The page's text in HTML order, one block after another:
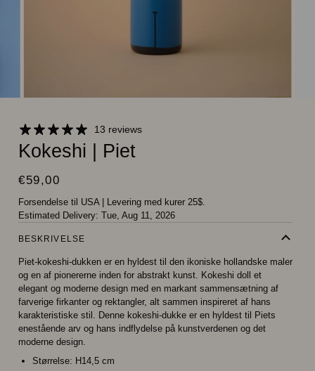
13 reviews
Kokeshi | Piet
€59,00
Forsendelse til USA | Levering med kurer 25$.
Estimated Delivery: Tue, Aug 11, 2026
BESKRIVELSE
Piet-kokeshi-dukken er en hyldest til den ikoniske hollandske maler
og en af pionererne inden for abstrakt kunst. Kokeshi doll et
elegant og moderne design med en markant sammensætning af
farverige firkanter og rektangler, alt sammen inspireret af hans
karakteristiske stil. Denne kokeshi-dukke er en hyldest til Piets
enestående arv og hans indflydelse på kunstverdenen og det
moderne design.
Størrelse: H14,5 cm